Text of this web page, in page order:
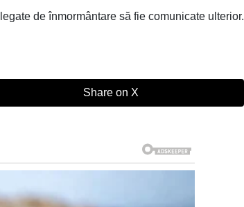
de înmormântare să fie comunicate ulterior.
Share on X